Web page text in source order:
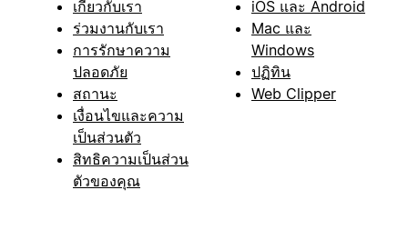
เกี่ยวกับเรา
ร่วมงานกับเรา
การรักษาความ
ปลอดภัย
สถานะ
เงื่อนไขและความ
เป็นส่วนตัว
สิทธิความเป็นส่วน
ตัวของคุณ
iOS และ Android
Mac และ
Windows
ปฏิทิน
Web Clipper